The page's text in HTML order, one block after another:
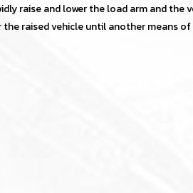
raise and lower the load arm and the
the raised vehicle until another means